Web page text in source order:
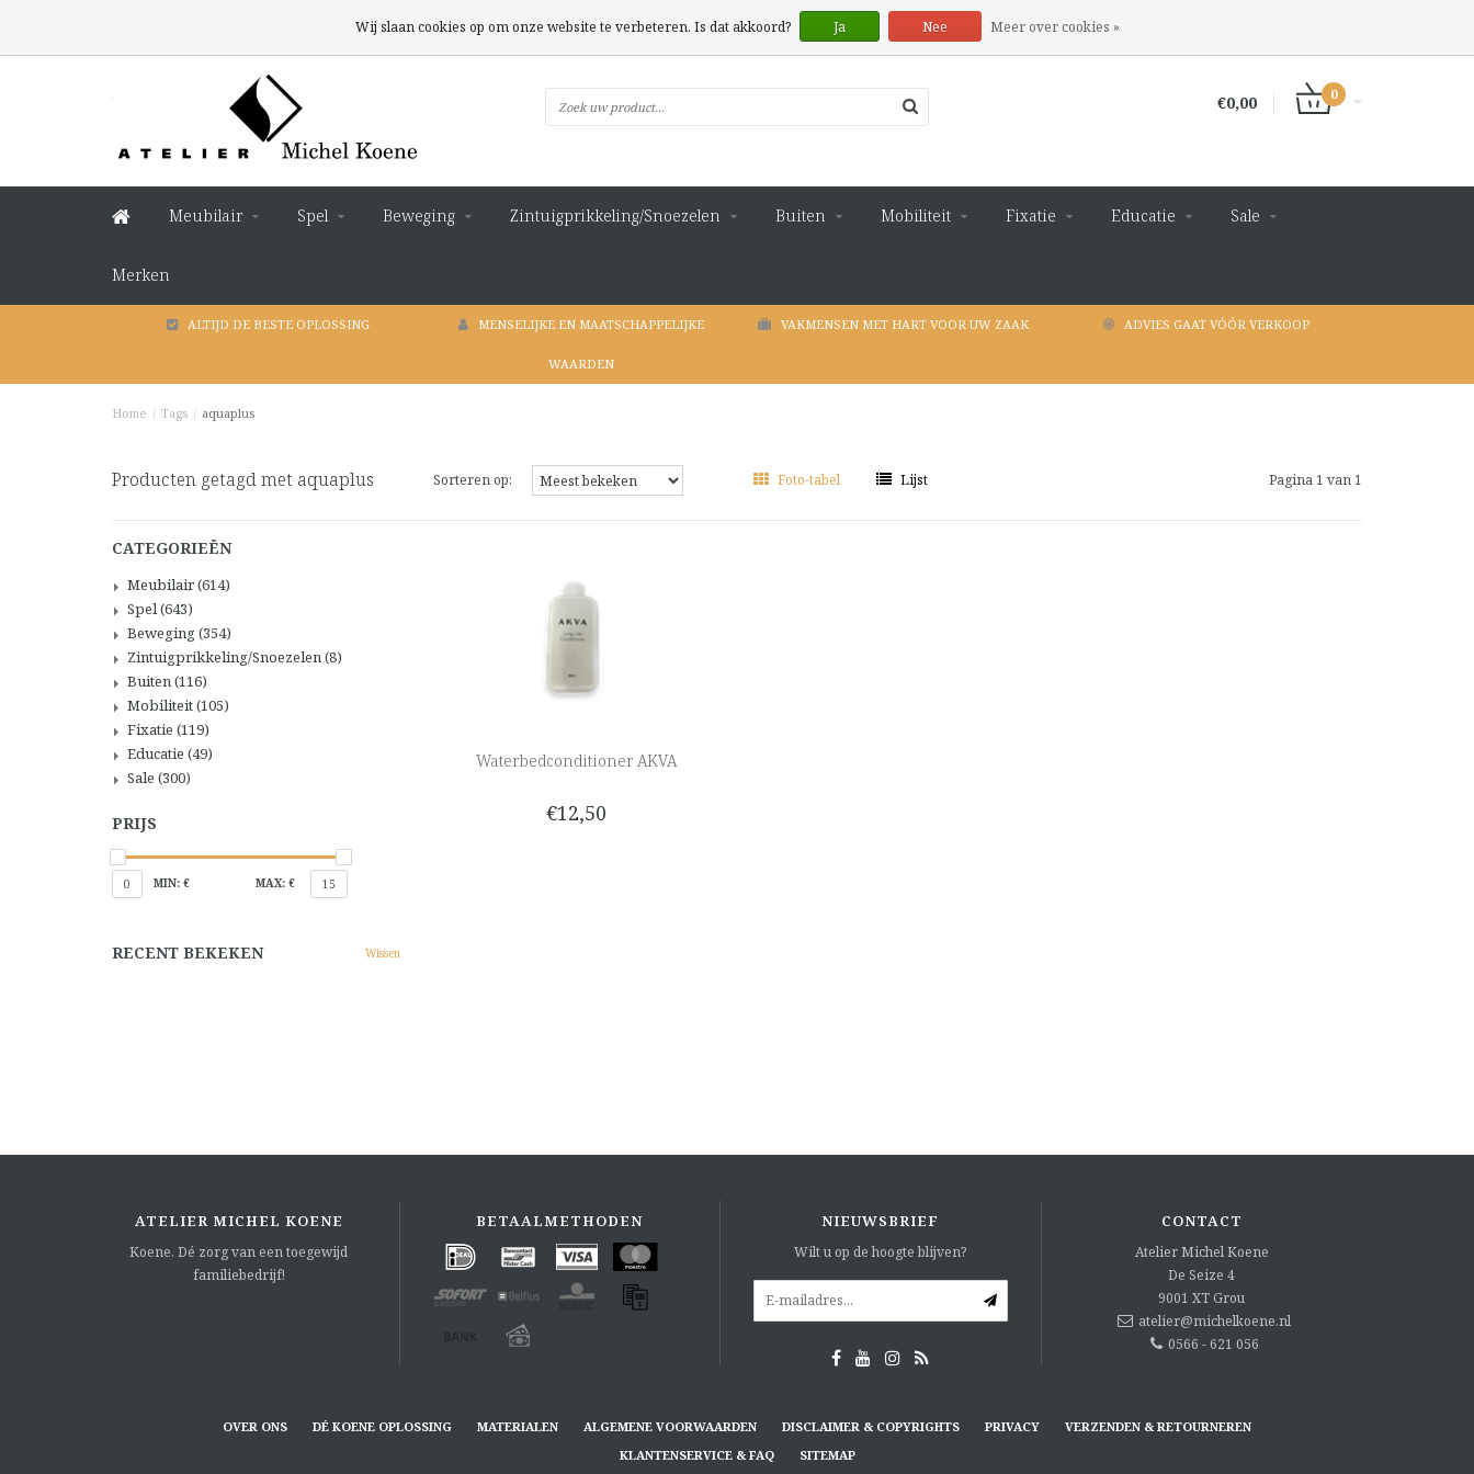
€0,00 0
Meubilair Spel Beweging Zintuigprikkeling/Snoezelen Buiten Mobiliteit Fixatie Educatie Sale
Merken
ALTIJD DE BESTE OPLOSSING MENSELIJKE EN MAATSCHAPPELIJKE
WAARDEN
VAKMENSEN MET HART VOOR UW ZAAK ADVIES GAAT VÓÓR VERKOOP
Home / Tags / aquaplus
Producten getagd met aquaplus Sorteren op: Foto-tabel Lijst Pagina 1 van 1
CATEGORIEËN
Meubilair(614)
Spel(643)
Beweging(354)
Zintuigprikkeling/Snoezelen(8)
Buiten(116)
Mobiliteit(105)
Fixatie (119)
Educatie (49)
Sale (300)
PRIJS
0 MIN: € MAX: € 15
RECENT BEKEKEN Wissen
Waterbedconditioner AKVA
€12,50
ATELIER MICHEL KOENE
Koene. Dé zorg van een toegewijd
familiebedrijf!
BETAALMETHODEN NIEUWSBRIEF
Wilt u op de hoogte blijven?
CONTACT
Atelier Michel Koene
De Seize 4
9001 XT Grou
atelier@michelkoene.nl
0566 - 621 056
OVER ONS DÉ KOENE OPLOSSING MATERIALEN ALGEMENE VOORWAARDEN DISCLAIMER & COPYRIGHTS PRIVACY
VERZENDEN & RETOURNEREN
KLANTENSERVICE & FAQ
SITEMAP
Wij slaan cookies op om onze website te verbeteren. Is dat akkoord? Ja Nee Meer over cookies »